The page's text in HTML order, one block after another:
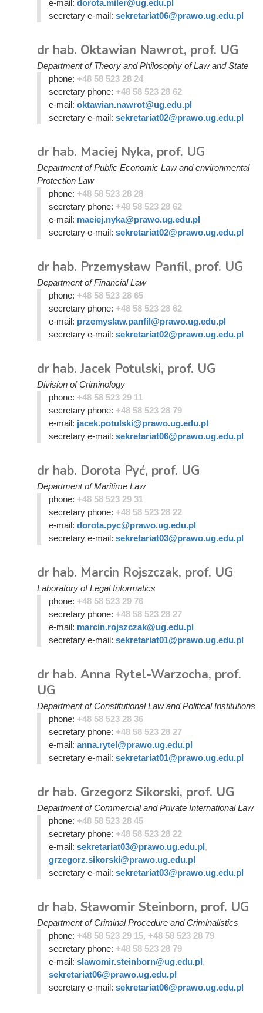
e-mail: dorota.miler@ug.edu.pl
secretary e-mail: sekretariat06@prawo.ug.edu.pl
dr hab. Oktawian Nawrot, prof. UG
Department of Theory and Philosophy of Law and State
phone: +48 58 523 28 24
secretary phone: +48 58 523 28 62
e-mail: oktawian.nawrot@ug.edu.pl
secretary e-mail: sekretariat02@prawo.ug.edu.pl
dr hab. Maciej Nyka, prof. UG
Department of Public Economic Law and environmental
Protection Law
phone: +48 58 523 28 28
secretary phone: +48 58 523 28 62
e-mail: maciej.nyka@prawo.ug.edu.pl
secretary e-mail: sekretariat02@prawo.ug.edu.pl
dr hab. Przemysław Panfil, prof. UG
Department of Financial Law
phone: +48 58 523 28 65
secretary phone: +48 58 523 28 62
e-mail: przemyslaw.panfil@prawo.ug.edu.pl
secretary e-mail: sekretariat02@prawo.ug.edu.pl
dr hab. Jacek Potulski, prof. UG
Division of Criminology
phone: +48 58 523 29 11
secretary phone: +48 58 523 28 79
e-mail: jacek.potulski@prawo.ug.edu.pl
secretary e-mail: sekretariat06@prawo.ug.edu.pl
dr hab. Dorota Pyć, prof. UG
Department of Maritime Law
phone: +48 58 523 29 31
secretary phone: +48 58 523 28 22
e-mail: dorota.pyc@prawo.ug.edu.pl
secretary e-mail: sekretariat03@prawo.ug.edu.pl
dr hab. Marcin Rojszczak, prof. UG
Laboratory of Legal Informatics
phone: +48 58 523 29 76
secretary phone: +48 58 523 28 27
e-mail: marcin.rojszczak@ug.edu.pl
secretary e-mail: sekretariat01@prawo.ug.edu.pl
dr hab. Anna Rytel-Warzocha, prof.
UG
Department of Constitutional Law and Political Institutions
phone: +48 58 523 28 36
secretary phone: +48 58 523 28 27
e-mail: anna.rytel@prawo.ug.edu.pl
secretary e-mail: sekretariat01@prawo.ug.edu.pl
dr hab. Grzegorz Sikorski, prof. UG
Department of Commercial and Private International Law
phone: +48 58 523 28 45
secretary phone: +48 58 523 28 22
e-mail: sekretariat03@prawo.ug.edu.pl,
grzegorz.sikorski@prawo.ug.edu.pl
secretary e-mail: sekretariat03@prawo.ug.edu.pl
dr hab. Sławomir Steinborn, prof. UG
Department of Criminal Procedure and Criminalistics
phone: +48 58 523 29 15, +48 58 523 28 79
secretary phone: +48 58 523 28 79
e-mail: slawomir.steinborn@ug.edu.pl,
sekretariat06@prawo.ug.edu.pl
secretary e-mail: sekretariat06@prawo.ug.edu.pl